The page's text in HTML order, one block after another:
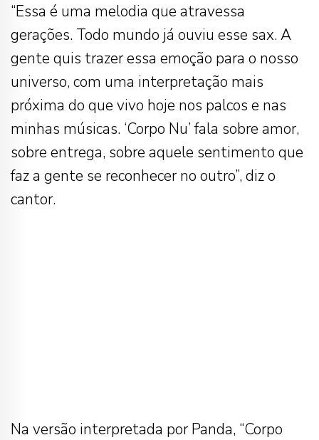
“Essa é uma melodia que atravessa
gerações. Todo mundo já ouviu esse sax. A
gente quis trazer essa emoção para o nosso
universo, com uma interpretação mais
próxima do que vivo hoje nos palcos e nas
minhas músicas. ‘Corpo Nu’ fala sobre amor,
sobre entrega, sobre aquele sentimento que
faz a gente se reconhecer no outro”, diz o
cantor.
Na versão interpretada por Panda, “Corpo